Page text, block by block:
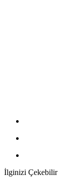
İlginizi Çekebilir